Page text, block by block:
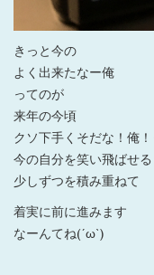
きっと今の
よく出来たなー俺
ってのが
来年の今頃
クソ下手くそだな！俺
今の自分を笑い飛ばせ
少しずつを積み重ねて
着実に前に進みます
なーんてね(´ω`)